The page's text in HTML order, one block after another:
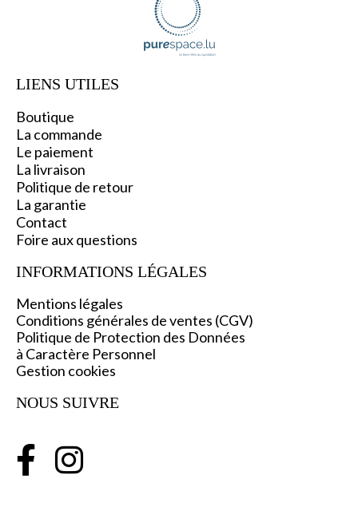
LIENS UTILES
Boutique
La commande
Le paiement
La livraison
Politique de retour
La garantie
Contact
Foire aux questions
INFORMATIONS LÉGALES
Mentions légales
Conditions générales de ventes (CGV)
Politique de Protection des Données
à Caractère Personnel
Gestion cookies
NOUS SUIVRE
 